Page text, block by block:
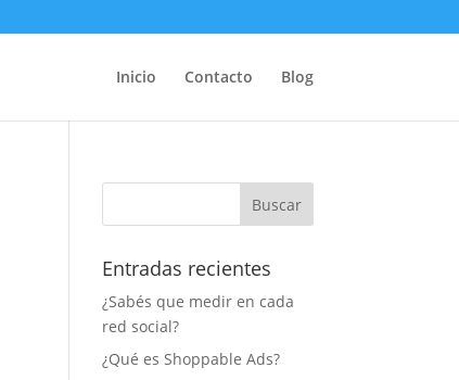
Inicio Contacto Blog
Entradas recientes
¿Sabés que medir en cada
red social?
¿Qué es Shoppable Ads?